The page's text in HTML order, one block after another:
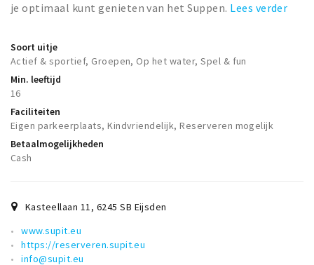
Andere City Apps
Inloggen
je optimaal kunt genieten van het Suppen. Lees verder
Soort uitje
Actief & sportief, Groepen, Op het water, Spel & fun
Min. leeftijd
16
Faciliteiten
Eigen parkeerplaats, Kindvriendelijk, Reserveren mogelijk
Betaalmogelijkheden
Cash
Kasteellaan 11, 6245 SB Eijsden
www.supit.eu
https://reserveren.supit.eu
info@supit.eu